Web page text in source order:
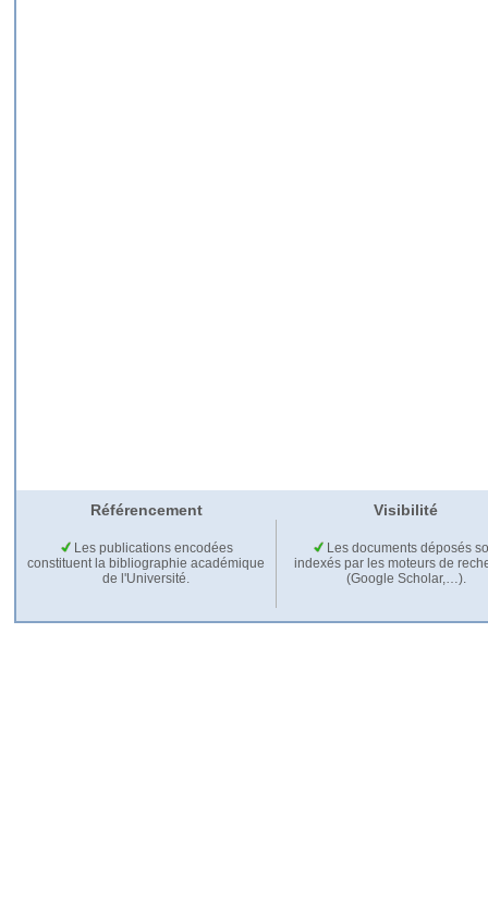
Référencement Visibilité
Les publications encodées
constituent la bibliographie académique
de l'Université.
Les documents déposés
indexés par les moteurs de
(Google Scholar,…).